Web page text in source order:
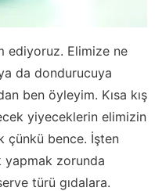
ediyoruz. Elimize ne
da dondurucuya
ben öyleyim. Kısa kış
yiyeceklerin elimizin
çünkü bence. İşten
yapmak zorunda
türü gıdalara.